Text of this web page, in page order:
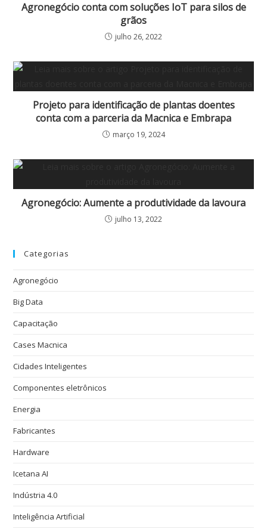
Agronegócio conta com soluções IoT para silos de
grãos
julho 26, 2022
Projeto para identificação de plantas doentes
conta com a parceria da Macnica e Embrapa
março 19, 2024
Agronegócio: Aumente a produtividade da lavoura
julho 13, 2022
Categorias
Agronegócio
Big Data
Capacitação
Cases Macnica
Cidades Inteligentes
Componentes eletrônicos
Energia
Fabricantes
Hardware
Icetana AI
Indústria 4.0
Inteligência Artificial